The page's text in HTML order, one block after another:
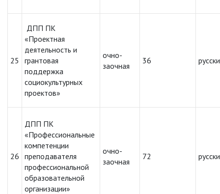
25
ДПП ПК
«Проектная
деятельность и
грантовая
поддержка
социокультурных
проектов»
очно-
заочная
36
26
ДПП ПК
«Профессиональные
компетенции
преподавателя
профессиональной
образовательной
организации»
очно-
заочная
72